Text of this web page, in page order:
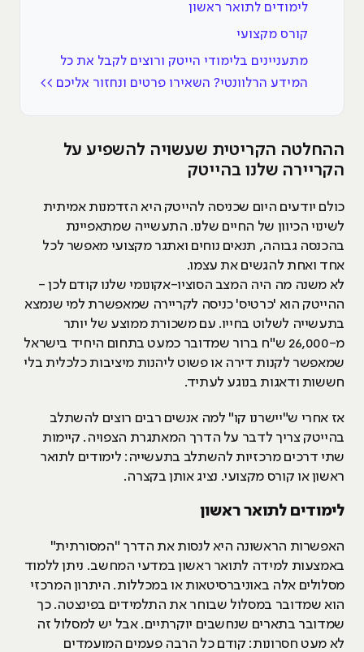
לימודים לתואר ראשון
קורס מקצועי
מתעניינים בלימודי הייטק ורוצים לקבל את כל
המידע הרלוונטי? השאירו פרטים ונחזור אליכם >>
ההחלטה הקריטית שעשויה להשפיע על
הקריירה שלנו בהייטק
כולם יודעים היום שכניסה להייטק היא הזדמנות אמיתית
לשינוי הכיוון של החיים שלנו. התעשייה שמתאפיינת
בהכנסה גבוהה, תנאים נוחים ואתגר מקצועי מאפשר לכל
אחד ואחת להגשים את עצמו.
לא משנה מה היה המצב הסוציו-אקונומי שלנו קודם לכן -
ההייטק הוא 'כרטיס' כניסה לקריירה שמאפשרת למי שנמצא
בתעשייה לשלוט בחייו. עם משכורת ממוצע של יותר
מ-26,000 ש"ח ברור שמדובר כמעט בתחום היחיד בישראל
שמאפשר לקנות דירה או פשוט ליהנות מיציבות כלכלית בלי
חששות ודאגות בנוגע לעתיד.
אז אחרי ש"יישרנו קו" למה אנשים רבים רוצים להשתלב
בהייטק צריך לדבר על הדרך המאתגרת הצפויה. קיימות
שתי דרכים מרכזיות להשתלב בתעשייה: לימודים לתואר
ראשון או קורס מקצועי. נציג אותן בקצרה.
לימודים לתואר ראשון
האפשרות הראשונה היא לנסות את הדרך "המסורתית"
באמצעות למידה לתואר ראשון במדעי המחשב. ניתן ללמוד
מסלולים אלה באוניברסיטאות או במכללות. היתרון המרכזי
הוא שמדובר במסלול שבוחר את התלמידים בפינצטה. כך
שמדובר בתארים שנחשבים יוקרתיים. אבל יש למסלול זה
לא מעט חסרונות: קודם כל הרבה פעמים המועמדים